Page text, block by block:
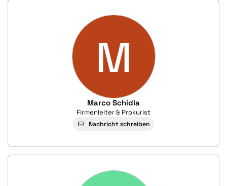
M
Marco Schidla
Firmenleiter & Prokurist
Nachricht schreiben